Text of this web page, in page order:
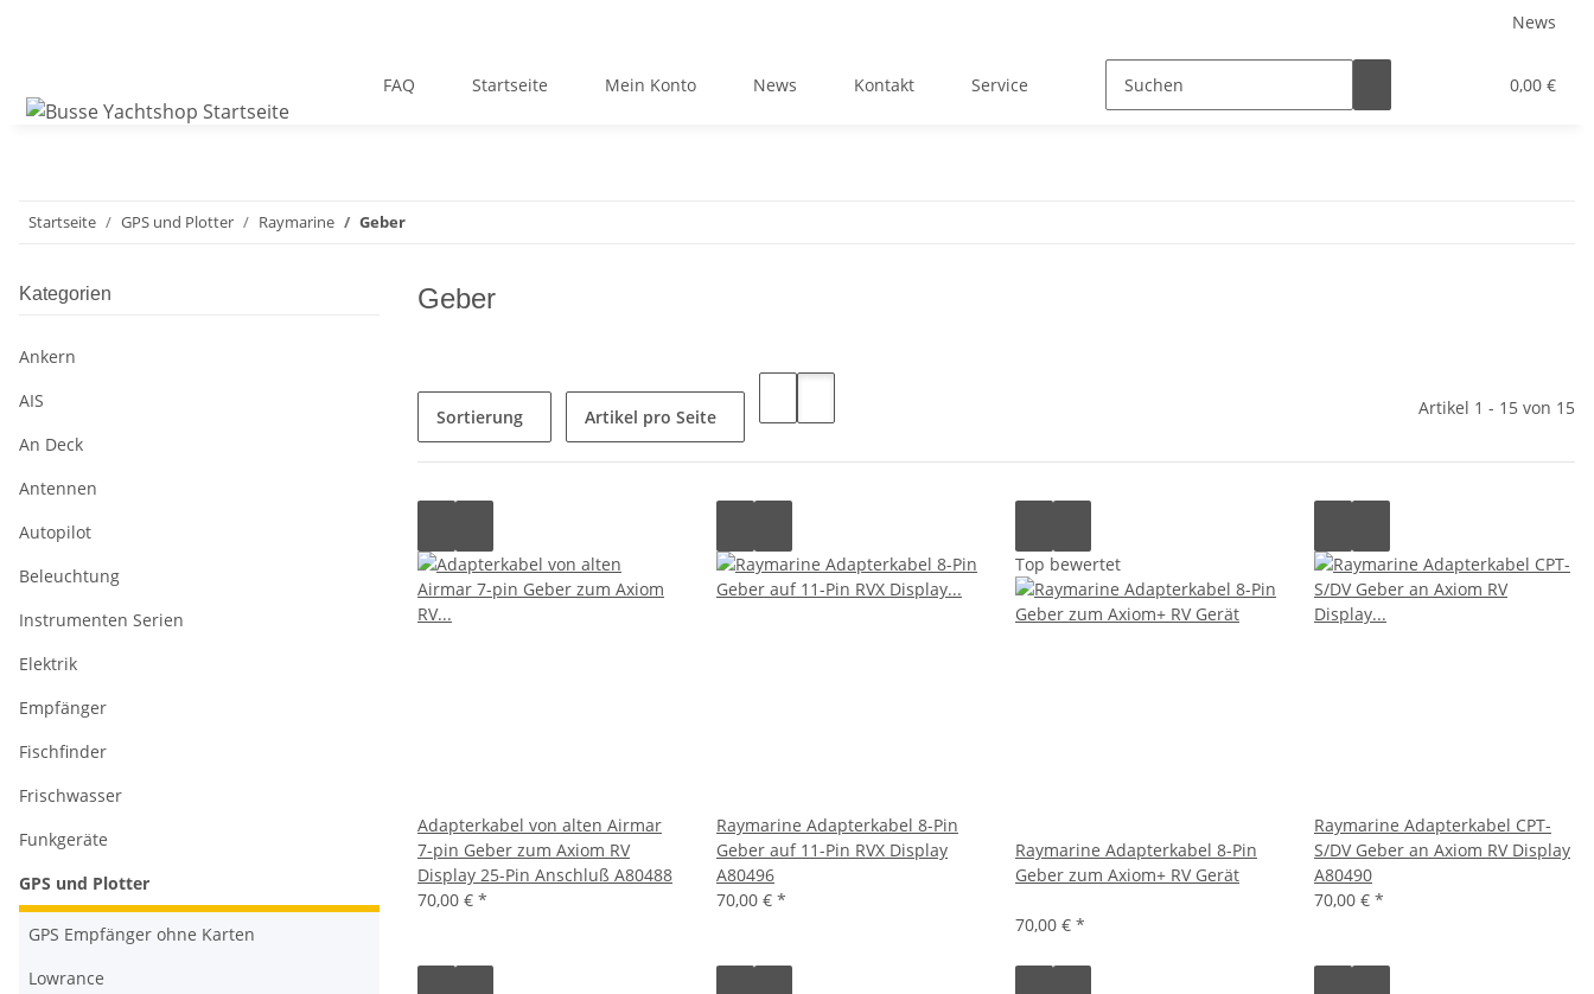
News
0,00 €
FAQ Startseite Mein Konto News Kontakt Service
Startseite GPS und Plotter Raymarine Geber
Geber
Sortierung Artikel pro Seite Artikel 1 - 15 von 15
Adapterkabel von alten Airmar
7-pin Geber zum Axiom RV
Display 25-Pin Anschluß A80488
70,00 € *
Raymarine Adapterkabel 8-Pin
Geber auf 11-Pin RVX Display
A80496
70,00 € *
Top bewertet
Raymarine Adapterkabel 8-Pin
Geber zum Axiom+ RV Gerät
70,00 € *
Raymarine Adapterkabel CPT-
S/DV Geber an Axiom RV Display
A80490
70,00 € *
Kategorien
Ankern
AIS
An Deck
Antennen
Autopilot
Beleuchtung
Instrumenten Serien
Elektrik
Empfänger
Fischfinder
Frischwasser
Funkgeräte
GPS und Plotter
GPS Empfänger ohne Karten
Lowrance